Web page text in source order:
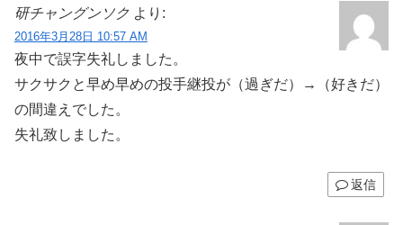
研チャングンソク より:
2016年3月28日 10:57 AM
夜中で誤字失礼しました。
サクサクと早め早めの投手継投が（過ぎだ）→（好きだ）
の間違えでした。
失礼致しました。
返信